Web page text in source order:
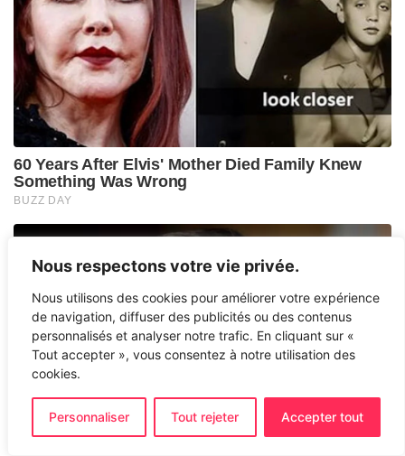
Nous respectons votre vie privée.
Nous utilisons des cookies pour améliorer votre expérience
de navigation, diffuser des publicités ou des contenus
personnalisés et analyser notre trafic. En cliquant sur «
Tout accepter », vous consentez à notre utilisation des
cookies.
Personnaliser Tout rejeter Accepter tout